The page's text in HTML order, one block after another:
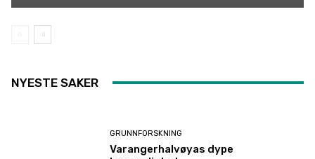
NYESTE SAKER
GRUNNFORSKNING
Varangerhalvøyas dype